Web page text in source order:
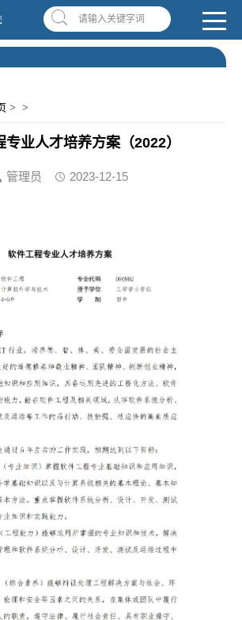
助你圆梦! 学校首页| OA系统 违反师德举报信箱
请输入关键字词
> >
专业人才培养方案（2022）
管理员 2023-12-15